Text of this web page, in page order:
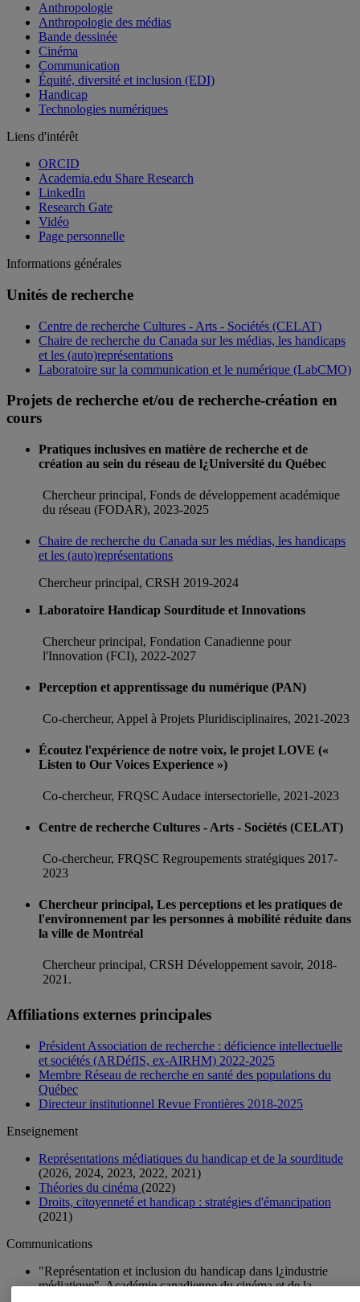
Anthropologie
Anthropologie des médias
Bande dessinée
Cinéma
Communication
Équité, diversité et inclusion (EDI)
Handicap
Technologies numériques
Liens d'intérêt
ORCID
Academia.edu Share Research
LinkedIn
Research Gate
Vidéo
Page personnelle
Informations générales
Unités de recherche
Centre de recherche Cultures - Arts - Sociétés (CELAT)
Chaire de recherche du Canada sur les médias, les handicaps
et les (auto)représentations
Laboratoire sur la communication et le numérique (LabCMO)
Projets de recherche et/ou de recherche-création en
cours
Pratiques inclusives en matière de recherche et de
création au sein du réseau de l¿Université du Québec
Chercheur principal, Fonds de développement académique
du réseau (FODAR), 2023-2025
Chaire de recherche du Canada sur les médias, les handicaps
et les (auto)représentations
Chercheur principal, CRSH 2019-2024
Laboratoire Handicap Sourditude et Innovations
Chercheur principal, Fondation Canadienne pour
l'Innovation (FCI), 2022-2027
Perception et apprentissage du numérique (PAN)
Co-chercheur, Appel à Projets Pluridisciplinaires, 2021-2023
Écoutez l'expérience de notre voix, le projet LOVE («
Listen to Our Voices Experience »)
Co-chercheur, FRQSC Audace intersectorielle, 2021-2023
Centre de recherche Cultures - Arts - Sociétés (CELAT)
Co-chercheur, FRQSC Regroupements stratégiques 2017-
2023
Chercheur principal, Les perceptions et les pratiques de
l'environnement par les personnes à mobilité réduite dans
la ville de Montréal
Chercheur principal, CRSH Développement savoir, 2018-
2021.
Affiliations externes principales
Président Association de recherche : déficience intellectuelle
et sociétés (ARDéfIS, ex-AIRHM) 2022-2025
Membre Réseau de recherche en santé des populations du
Québec
Directeur institutionnel Revue Frontières 2018-2025
Enseignement
Représentations médiatiques du handicap et de la sourditude
(2026, 2024, 2023, 2022, 2021)
Théories du cinéma (2022)
Droits, citoyenneté et handicap : stratégies d'émancipation
(2021)
Communications
"Représentation et inclusion du handicap dans l¿industrie
médiatique", Académie canadienne du cinéma et de la